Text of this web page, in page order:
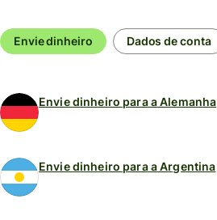
Envie dinheiro Dados de conta
Envie dinheiro para a Alemanha
Envie dinheiro para a Argentina